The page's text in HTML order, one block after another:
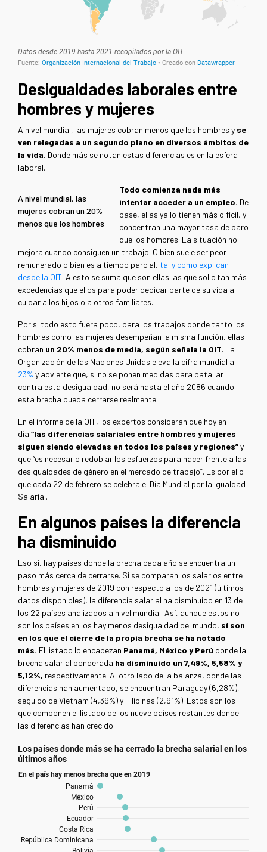
Desigualdades laborales entre
hombres y mujeres
A nivel mundial, las mujeres cobran menos que los hombres y se
ven relegadas a un segundo plano en diversos ámbitos de
la vida. Donde más se notan estas diferencias es en la esfera
laboral.
A nivel mundial, las
mujeres cobran un 20%
menos que los hombres
Todo comienza nada más
intentar acceder a un empleo. De
base, ellas ya lo tienen más difícil, y
concentran una mayor tasa de paro
que los hombres. La situación no
mejora cuando consiguen un trabajo. O bien suele ser peor
remunerado o bien es a tiempo parcial, tal y como explican
desde la OIT. A esto se suma que son ellas las que solicitan más
excedencias que ellos para poder dedicar parte de su vida a
cuidar a los hijos o a otros familiares.
Por si todo esto fuera poco, para los trabajos donde tanto los
hombres como las mujeres desempeñan la misma función, ellas
cobran un 20% menos de media, según señala la OIT. La
Organización de las Naciones Unidas eleva la cifra mundial al
23% y advierte que, si no se ponen medidas para batallar
contra esta desigualdad, no será hasta el año 2086 cuando
esta brecha pueda cerrarse realmente.
En el informe de la OIT, los expertos consideran que hoy en
día “las diferencias salariales entre hombres y mujeres
siguen siendo elevadas en todos los países y regiones”y
que “es necesario redoblar los esfuerzos para hacer frente a las
desigualdades de género en el mercado de trabajo”. Es por ello
que cada 22 de febrero se celebra el Día Mundial por la Igualdad
Salarial.
En algunos países la diferencia
ha disminuido
Eso sí, hay países donde la brecha cada año se encuentra un
paso más cerca de cerrarse. Si se comparan los salarios entre
hombres y mujeres de 2019 con respecto a los de 2021 (últimos
datos disponibles), la diferencia salarial ha disminuido en 13 de
los 22 países analizados a nivel mundial. Así, aunque estos no
son los países en los hay menos desigualdad del mundo, sí son
en los que el cierre de la propia brecha se ha notado
más. El listado lo encabezan Panamá, México y Perú donde la
brecha salarial ponderada ha disminuido un 7,49%, 5,58% y
5,12%, respectivamente. Al otro lado de la balanza, donde las
diferencias han aumentado, se encuentran Paraguay (6,28%),
seguido de Vietnam (4,39%) y Filipinas (2,91%). Estos son los
que componen el listado de los nueve países restantes donde
las diferencias han crecido.